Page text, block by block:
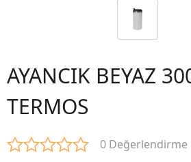
AYANCIK BEYAZ
TERMOS
0 Değerlendirme